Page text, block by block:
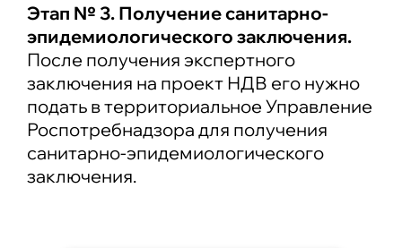
Этап № 3. Получение санитарно-
эпидемиологического заключения.
После получения экспертного
заключения на проект НДВ его нужно
подать в территориальное Управление
Роспотребнадзора для получения
санитарно-эпидемиологического
заключения.